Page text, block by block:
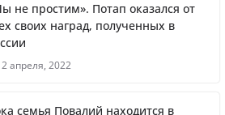
уехала из РФ и помогает
не простим». Потап оказался от
своих наград, полученных в
апреля, 2022
семья Повалий находится в